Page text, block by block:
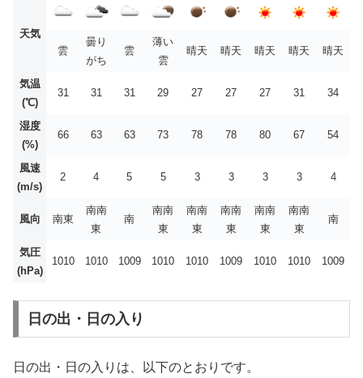
天気
雲
曇り
がち
雲
薄い
雲
晴天 晴天 晴天 晴天 晴天
気温
(℃)
31 31 31 29 27 27 27 31 34
湿度
(%)
66 63 63 73 78 78 80 67 54
風速
(m/s)
2 4 5 5 3 3 3 3 4
風向 南東
南南
東
南
南南
東
南南
東
南南
東
南南
東
南南
東
南
気圧
(hPa)
1010 1010 1009 1010 1010 1009 1010 1010 1009
日の出・日の入り
日の出・日の入りは、以下のとおりです。